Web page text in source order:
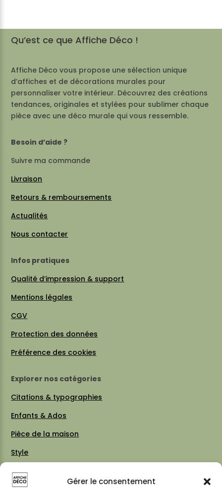
Gérer le consentement
Qu’est ce que Affiche Déco !
Affiche Déco vous propose une sélection unique
d’affiches et de décorations murales pour
personnaliser votre intérieur. Découvrez des créations
tendances, originales et stylées pour sublimer chaque
pièce avec une déco murale qui vous ressemble.
Besoin d’aide ?
Suivre ma commande
Livraison
Retours & remboursements
Actualités
Nous contacter
Infos pratiques
Qualité d’impression & support
Mentions légales
CGV
Protection des données
Préférence des cookies
Explorer nos catégories
Citations & typographies
Enfants & Ados
Pièce de la maison
Style
Thèmes
Vintage 70 / 80